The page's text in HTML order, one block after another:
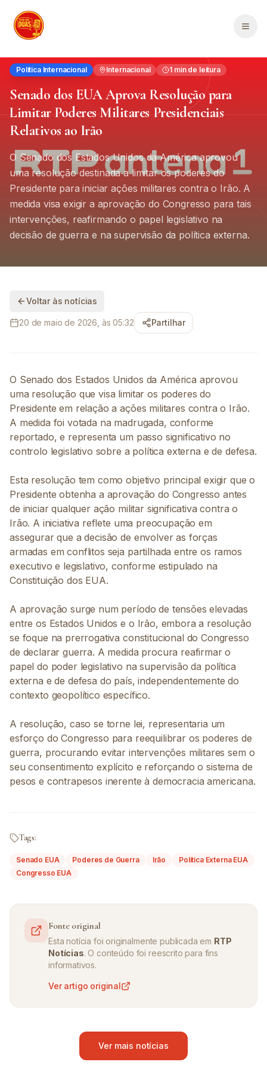
Política Internacional Internacional 1 min de leitura
Senado dos EUA Aprova Resolução para
Limitar Poderes Militares Presidenciais
Relativos ao Irão
O Senado dos Estados Unidos da América aprovou
uma resolução destinada a limitar os poderes do
Presidente para iniciar ações militares contra o Irão. A
medida visa exigir a aprovação do Congresso para tais
intervenções, reafirmando o papel legislativo na
decisão de guerra e na supervisão da política externa.
Voltar às notícias
20 de maio de 2026, às 05:32 Partilhar
O Senado dos Estados Unidos da América aprovou
uma resolução que visa limitar os poderes do
Presidente em relação a ações militares contra o Irão.
A medida foi votada na madrugada, conforme
reportado, e representa um passo significativo no
controlo legislativo sobre a política externa e de defesa.
Esta resolução tem como objetivo principal exigir que o
Presidente obtenha a aprovação do Congresso antes
de iniciar qualquer ação militar significativa contra o
Irão. A iniciativa reflete uma preocupação em
assegurar que a decisão de envolver as forças
armadas em conflitos seja partilhada entre os ramos
executivo e legislativo, conforme estipulado na
Constituição dos EUA.
A aprovação surge num período de tensões elevadas
entre os Estados Unidos e o Irão, embora a resolução
se foque na prerrogativa constitucional do Congresso
de declarar guerra. A medida procura reafirmar o
papel do poder legislativo na supervisão da política
externa e de defesa do país, independentemente do
contexto geopolítico específico.
A resolução, caso se torne lei, representaria um
esforço do Congresso para reequilibrar os poderes de
guerra, procurando evitar intervenções militares sem o
seu consentimento explícito e reforçando o sistema de
pesos e contrapesos inerente à democracia americana.
Tags:
Senado EUA Poderes de Guerra Irão
Política Externa EUA
Congresso EUA
Fonte original
Esta notícia foi originalmente publicada em RTP
Notícias. O conteúdo foi reescrito para fins
informativos.
Ver artigo original
Ver mais notícias